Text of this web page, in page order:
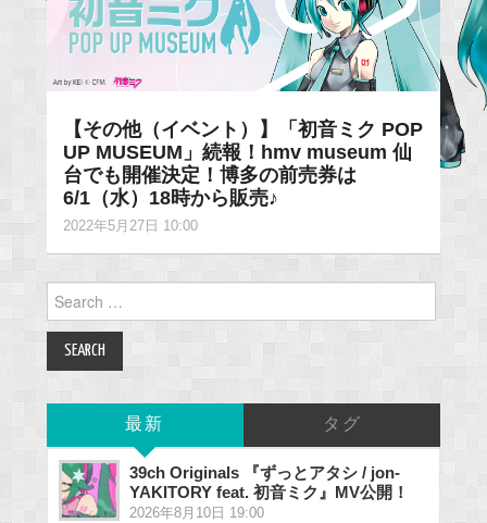
【その他（イベント）】「初音ミク POP
UP MUSEUM」続報！hmv museum 仙
台でも開催決定！博多の前売券は
6/1（水）18時から販売♪
2022年5月27日 10:00
for:
最新 タグ
39ch Originals 『ずっとアタシ / jon-
YAKITORY feat. 初音ミク』MV公開！
2026年8月10日 19:00